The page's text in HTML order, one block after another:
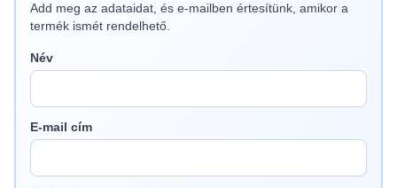
Add meg az adataidat, és e-mailben értesítünk, amikor a
termék ismét rendelhető.
Név
E-mail cím